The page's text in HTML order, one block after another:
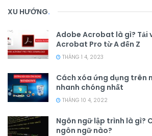
XU HƯỚNG.
Adobe Acrobat là gì? Tải
Acrobat Pro từ A đến Z
THÁNG 1 4, 2023
Cách xóa ứng dụng trên
nhanh chóng nhất
THÁNG 10 4, 2022
Ngôn ngữ lập trình là gì?
ngôn ngữ nào?